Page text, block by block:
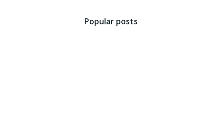
Popular posts